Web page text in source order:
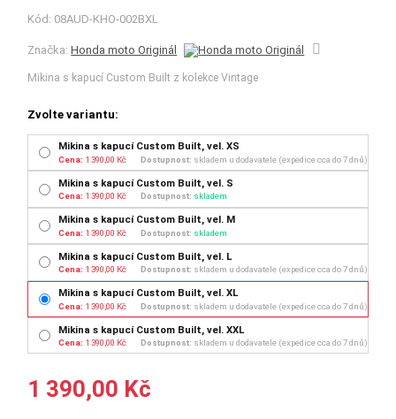
Kód: 08AUD-KHO-002BXL
Značka:Honda moto Originál
Mikina s kapucí Custom Built z kolekce Vintage
Zvolte variantu:
Mikina s kapucí Custom Built, vel. XS
Cena: 1 390,00 Kč Dostupnost: skladem u dodavatele (expedice cca do 7 dnů)
Mikina s kapucí Custom Built, vel. S
Cena: 1 390,00 Kč Dostupnost: skladem
Mikina s kapucí Custom Built, vel. M
Cena: 1 390,00 Kč Dostupnost: skladem
Mikina s kapucí Custom Built, vel. L
Cena: 1 390,00 Kč Dostupnost: skladem u dodavatele (expedice cca do 7 dnů)
Mikina s kapucí Custom Built, vel. XL
Cena: 1 390,00 Kč Dostupnost: skladem u dodavatele (expedice cca do 7 dnů)
Mikina s kapucí Custom Built, vel. XXL
Cena: 1 390,00 Kč Dostupnost: skladem u dodavatele (expedice cca do 7 dnů)
1 390,00 Kč